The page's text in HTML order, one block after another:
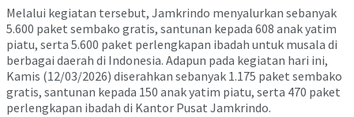
Melalui kegiatan tersebut, Jamkrindo menyalurkan sebanyak
5.600 paket sembako gratis, santunan kepada 608 anak yatim
piatu, serta 5.600 paket perlengkapan ibadah untuk musala di
berbagai daerah di Indonesia. Adapun pada kegiatan hari ini,
Kamis (12/03/2026) diserahkan sebanyak 1.175 paket sembako
gratis, santunan kepada 150 anak yatim piatu, serta 470 paket
perlengkapan ibadah di Kantor Pusat Jamkrindo.